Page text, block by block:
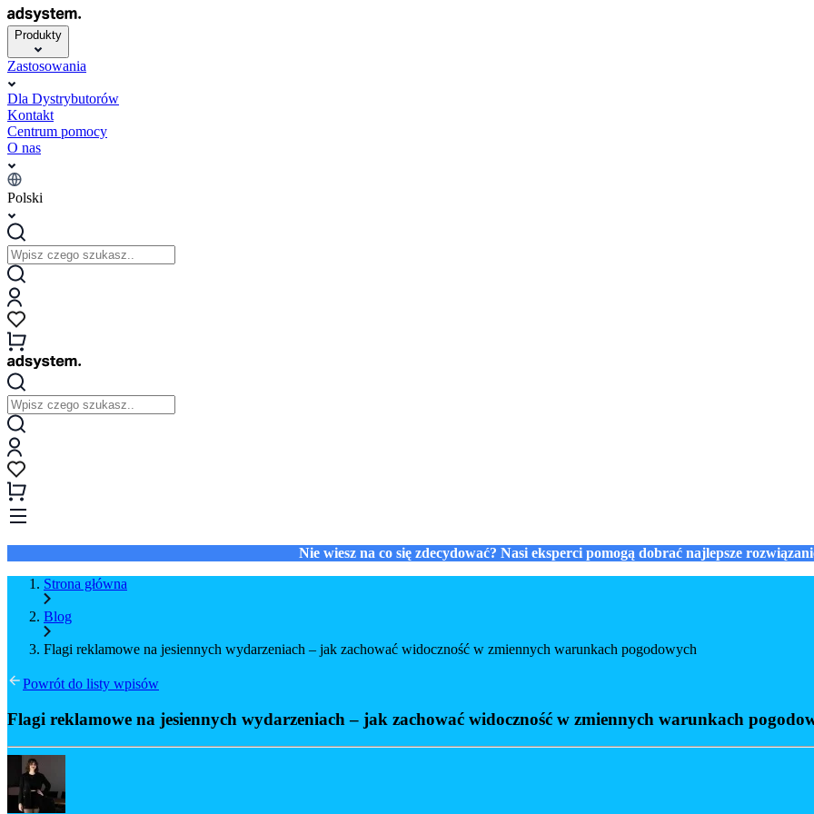
Produkty
Zastosowania
Dla Dystrybutorów
Kontakt
Centrum pomocy
O nas
Polski
Nie wiesz na co się zdecydować? Nasi eksperci pomogą dobrać najlepsze
Strona główna
Blog
Flagi reklamowe na jesiennych wydarzeniach – jak zachować widoczność w zmiennych warunkach pogodowych
Powrót do listy wpisów
Flagi reklamowe na jesiennych wydarzeniach – jak zachować widoczność w zmiennych warunkach